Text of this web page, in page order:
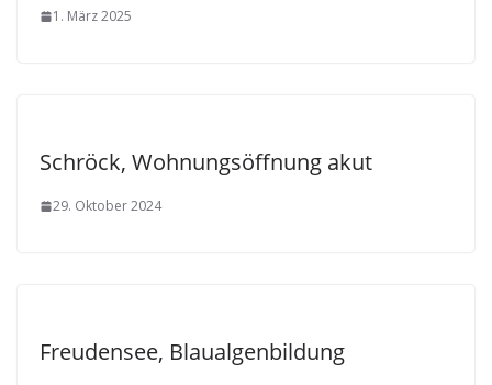
1. März 2025
Schröck, Wohnungsöffnung akut
29. Oktober 2024
Freudensee, Blaualgenbildung